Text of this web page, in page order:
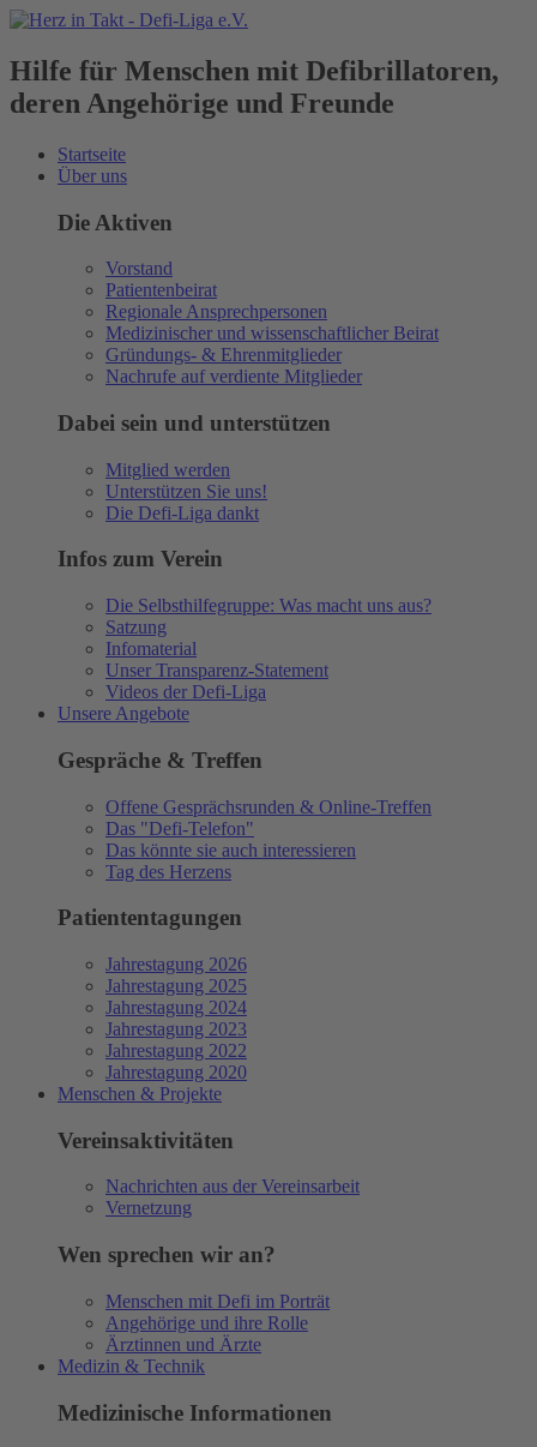
Hilfe für Menschen mit Defibrillatoren,
deren Angehörige und Freunde
Startseite
Über uns
Die Aktiven
Vorstand
Patientenbeirat
Regionale Ansprechpersonen
Medizinischer und wissenschaftlicher Beirat
Gründungs- & Ehrenmitglieder
Nachrufe auf verdiente Mitglieder
Dabei sein und unterstützen
Mitglied werden
Unterstützen Sie uns!
Die Defi-Liga dankt
Infos zum Verein
Die Selbsthilfegruppe: Was macht uns aus?
Satzung
Infomaterial
Unser Transparenz-Statement
Videos der Defi-Liga
Unsere Angebote
Gespräche & Treffen
Offene Gesprächsrunden & Online-Treffen
Das "Defi-Telefon"
Das könnte sie auch interessieren
Tag des Herzens
Patiententagungen
Jahrestagung 2026
Jahrestagung 2025
Jahrestagung 2024
Jahrestagung 2023
Jahrestagung 2022
Jahrestagung 2020
Menschen & Projekte
Vereinsaktivitäten
Nachrichten aus der Vereinsarbeit
Vernetzung
Wen sprechen wir an?
Menschen mit Defi im Porträt
Angehörige und ihre Rolle
Ärztinnen und Ärzte
Medizin & Technik
Medizinische Informationen